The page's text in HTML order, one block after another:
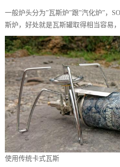
一般炉头分为”瓦斯炉”跟”汽化炉”，
斯炉，好处就是瓦斯罐取得相当容易
使用传统卡式瓦斯